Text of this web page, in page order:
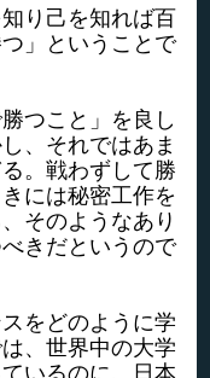
り己を知れば百
」ということで
つこと」を良し
、それではあま
。戦わずして勝
には秘密工作を
そのようなあり
きだというので
をどのように学
、世界中の大学